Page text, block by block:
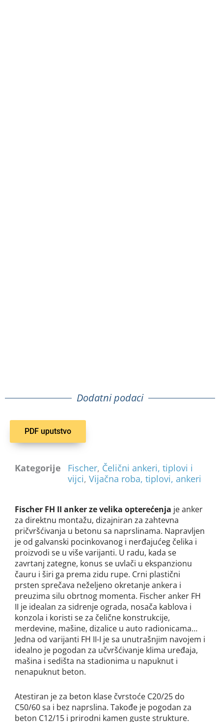
Dodatni podaci
PDF uputstvo
Kategorije Fischer, Čelični ankeri, tiplovi i
vijci, Vijačna roba, tiplovi, ankeri
Fischer FH II anker ze velika opterećenja je anker
za direktnu montažu, dizajniran za zahtevna
pričvršćivanja u betonu sa naprslinama. Napravljen
je od galvanski pocinkovanog i nerđajućeg čelika i
proizvodi se u više varijanti. U radu, kada se
zavrtanj zategne, konus se uvlači u ekspanzionu
čauru i širi ga prema zidu rupe. Crni plastični
prsten sprečava neželjeno okretanje ankera i
preuzima silu obrtnog momenta. Fischer anker FH
II je idealan za sidrenje ograda, nosača kablova i
konzola i koristi se za čelične konstrukcije,
merdevine, mašine, dizalice u auto radionicama…
Jedna od varijanti FH II-I je sa unutrašnjim navojem i
idealno je pogodan za učvršćivanje klima uređaja,
mašina i sedišta na stadionima u napuknut i
nenapuknut beton.
Atestiran je za beton klase čvrstoće C20/25 do
C50/60 sa i bez naprslina. Takođe je pogodan za
beton C12/15 i prirodni kamen guste strukture.